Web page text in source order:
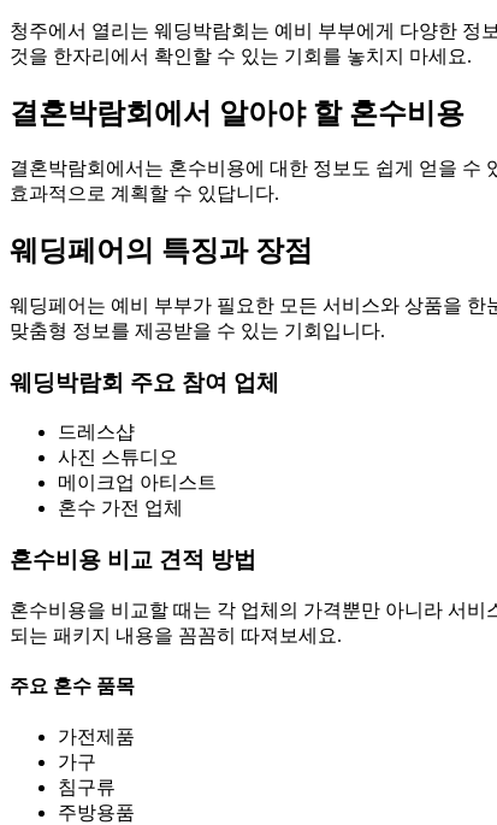
청주에서 열리는 웨딩박람회는 예비 부부에게 다양한 정
것을 한자리에서 확인할 수 있는 기회를 놓치지 마세요.
결혼박람회에서 알아야 할 혼수비용
결혼박람회에서는 혼수비용에 대한 정보도 쉽게 얻을 수
효과적으로 계획할 수 있답니다.
웨딩페어의 특징과 장점
웨딩페어는 예비 부부가 필요한 모든 서비스와 상품을
맞춤형 정보를 제공받을 수 있는 기회입니다.
웨딩박람회 주요 참여 업체
드레스샵
사진 스튜디오
메이크업 아티스트
혼수 가전 업체
혼수비용 비교 견적 방법
혼수비용을 비교할 때는 각 업체의 가격뿐만 아니라 서
되는 패키지 내용을 꼼꼼히 따져보세요.
주요 혼수 품목
가전제품
가구
침구류
주방용품